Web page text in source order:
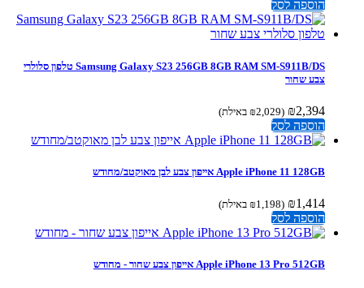
הוספה לסל
Samsung Galaxy S23 256GB 8GB RAM SM-S911B/DS טלפון סלולרי
צבע שחור
₪2,394
(
₪2,029 באילת)
הוספה לסל
Apple iPhone 11 128GB אייפון צבע לבן מאוקטב/מחודש
₪1,414
(
₪1,198 באילת)
הוספה לסל
Apple iPhone 13 Pro 512GB אייפון צבע שחור - מחודש